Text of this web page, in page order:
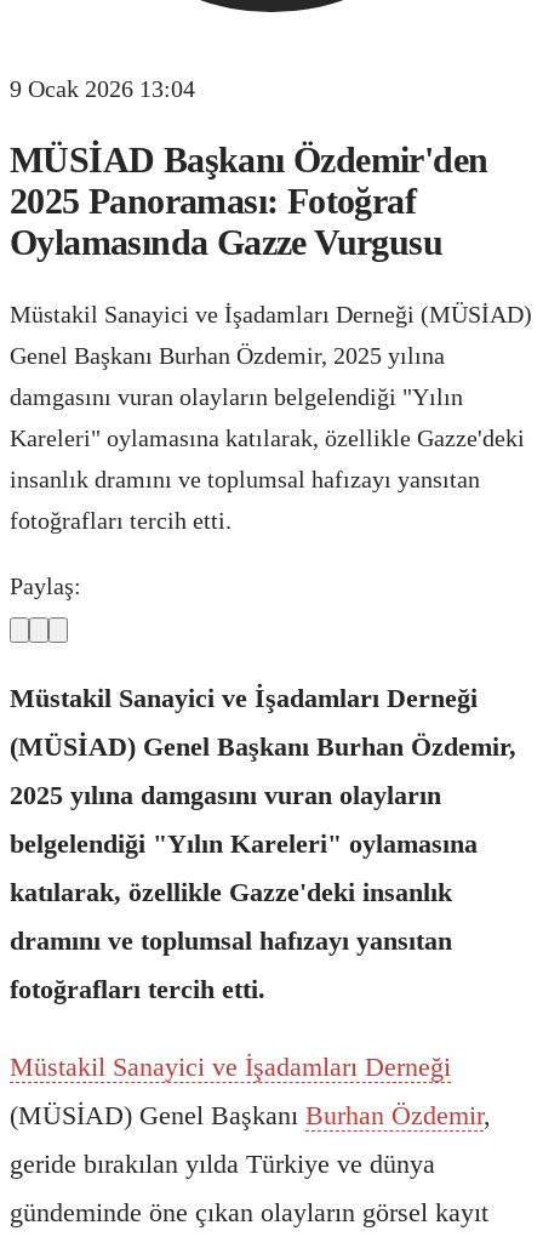
9 Ocak 2026 13:04
MÜSİAD Başkanı Özdemir'den
2025 Panoraması: Fotoğraf
Oylamasında Gazze Vurgusu
Müstakil Sanayici ve İşadamları Derneği (MÜSİAD)
Genel Başkanı Burhan Özdemir, 2025 yılına
damgasını vuran olayların belgelendiği "Yılın
Kareleri" oylamasına katılarak, özellikle Gazze'deki
insanlık dramını ve toplumsal hafızayı yansıtan
fotoğrafları tercih etti.
Paylaş:
Müstakil Sanayici ve İşadamları Derneği
(MÜSİAD) Genel Başkanı Burhan Özdemir,
2025 yılına damgasını vuran olayların
belgelendiği "Yılın Kareleri" oylamasına
katılarak, özellikle Gazze'deki insanlık
dramını ve toplumsal hafızayı yansıtan
fotoğrafları tercih etti.
Müstakil Sanayici ve İşadamları Derneği
(MÜSİAD) Genel Başkanı Burhan Özdemir,
geride bırakılan yılda Türkiye ve dünya
gündeminde öne çıkan olayların görsel kayıt